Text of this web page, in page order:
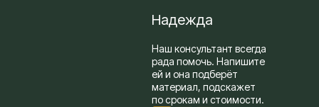
Наш консультант всегда
рада помочь. Напишите
ей и она подберёт
материал, подскажет
по срокам и стоимости.
Надежда